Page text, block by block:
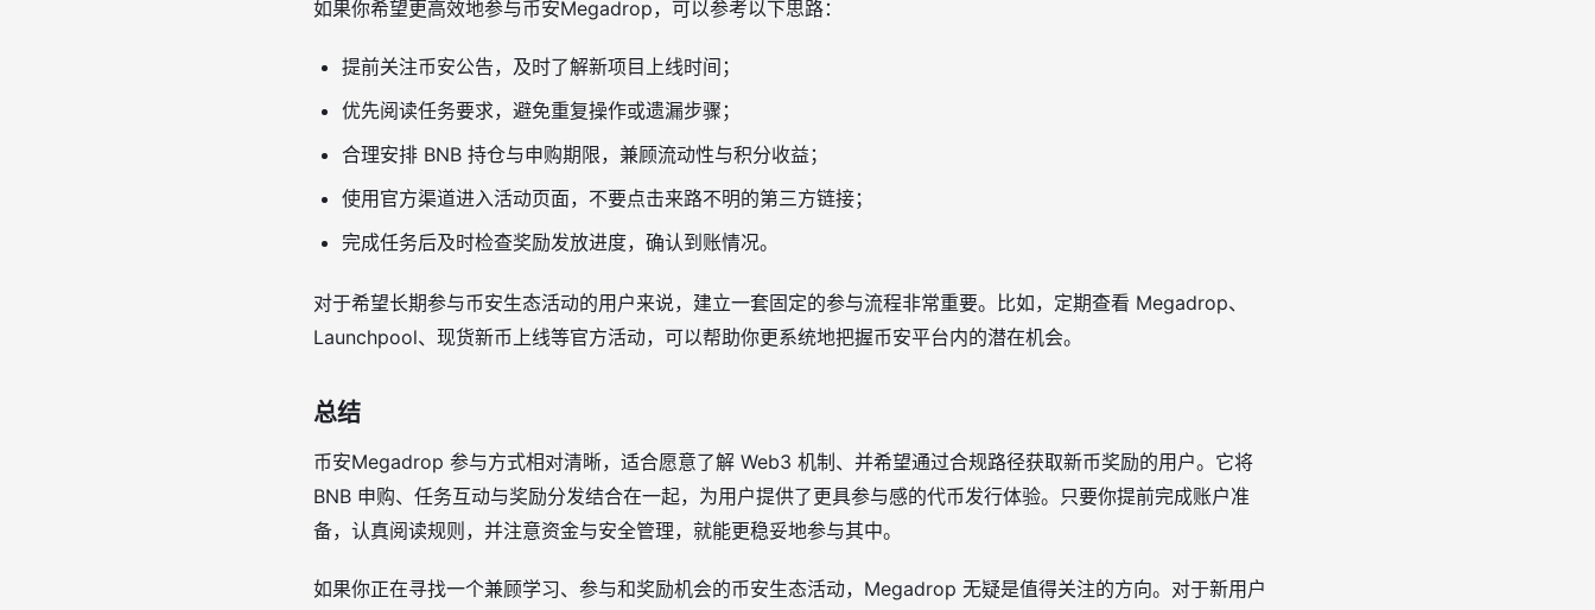
如果你希望更高效地参与币安Megadrop，可以参考以下思路：
提前关注币安公告，及时了解新项目上线时间；
优先阅读任务要求，避免重复操作或遗漏步骤；
合理安排 BNB 持仓与申购期限，兼顾流动性与积分收益；
使用官方渠道进入活动页面，不要点击来路不明的第三方链接；
完成任务后及时检查奖励发放进度，确认到账情况。
对于希望长期参与币安生态活动的用户来说，建立一套固定的参与流程非常重要。比如，定期查看 Megadrop、
Launchpool、现货新币上线等官方活动，可以帮助你更系统地把握币安平台内的潜在机会。
总结
币安Megadrop 参与方式相对清晰，适合愿意了解 Web3 机制、并希望通过合规路径获取新币奖励的用户。它将
BNB 申购、任务互动与奖励分发结合在一起，为用户提供了更具参与感的代币发行体验。只要你提前完成账户准
备，认真阅读规则，并注意资金与安全管理，就能更稳妥地参与其中。
如果你正在寻找一个兼顾学习、参与和奖励机会的币安生态活动，Megadrop 无疑是值得关注的方向。对于新用户